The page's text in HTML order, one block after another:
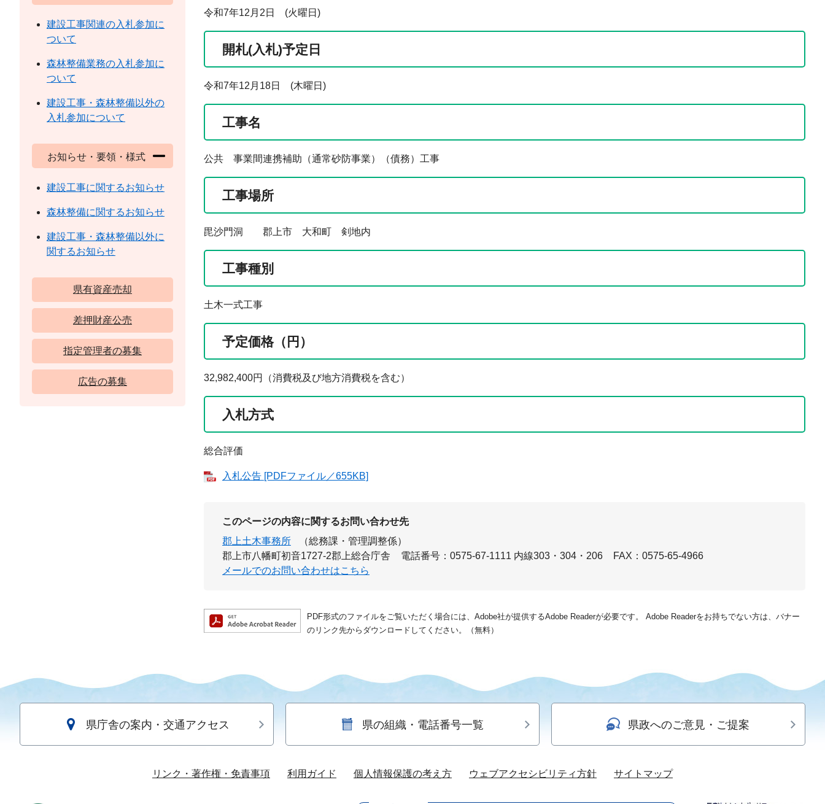
令和7年12月2日 (火曜日)
開札(入札)予定日
令和7年12月18日 (木曜日)
工事名
公共 事業間連携補助（通常砂防事業）（債務）工事
工事場所
毘沙門洞 郡上市 大和町 剣地内
工事種別
土木一式工事
予定価格（円）
32,982,400円（消費税及び地方消費税を含む）
入札方式
総合評価
入札公告 [PDFファイル／655KB]
このページの内容に関するお問い合わせ先
郡上土木事務所
（総務課・管理調整係）
郡上市八幡町初音1727-2郡上総合庁舎
電話番号：0575-67-1111 内線303・304・206
FAX：0575-65-4966
メールでのお問い合わせはこちら
PDF形式のファイルをご覧いただく場合には、Adobe社が提供するAdobe Readerが必要です。
Adobe Readerをお持ちでない方は、バナー
のリンク先からダウンロードしてください。（無料）
建設工事関連の入札参加に
ついて
森林整備業務の入札参加に
ついて
建設工事・森林整備以外の
入札参加について
お知らせ・要領・様式
建設工事に関するお知らせ
森林整備に関するお知らせ
建設工事・森林整備以外に
関するお知らせ
県有資産売却
差押財産公売
指定管理者の募集
広告の募集
県庁舎の案内・交通アクセス 県の組織・電話番号一覧 県政へのご意見・ご提案
リンク・著作権・免責事項 利用ガイド 個人情報保護の考え方 ウェブアクセシビリティ方針 サイトマップ